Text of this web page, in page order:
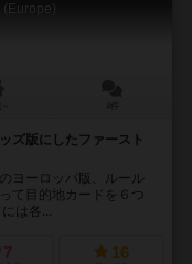
(Europe)
ズ版にしたファースト
ヨーロッパ版、ルール
て目的地カードを６つ
は各...
7 16